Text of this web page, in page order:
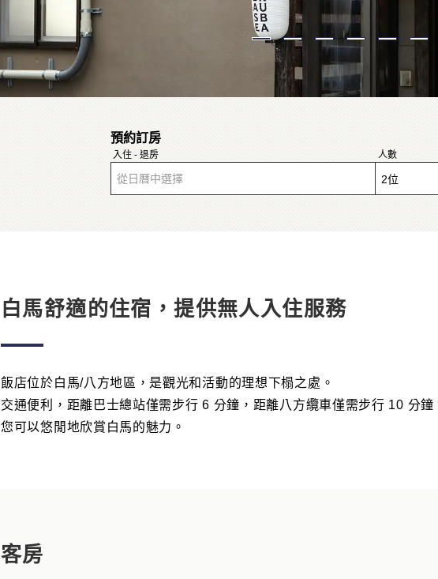
預約訂房
入住 - 退房
從日曆中選擇
人數
白馬舒適的住宿，提供無人入住服務
飯店位於白馬/八方地區，是觀光和活動的理想下榻之處。
交通便利，距離巴士總站僅需步行 6 分鐘，距離八方纜車僅需步行 10 分鐘
您可以悠閒地欣賞白馬的魅力。
客房